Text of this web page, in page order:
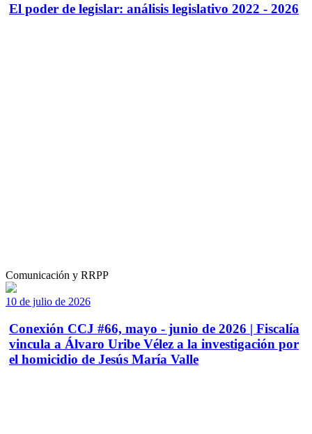
El poder de legislar: análisis legislativo 2022 - 2026
Comunicación y RRPP
10 de julio de 2026
Conexión CCJ #66, mayo - junio de 2026 | Fiscalía
vincula a Álvaro Uribe Vélez a la investigación por
el homicidio de Jesús María Valle